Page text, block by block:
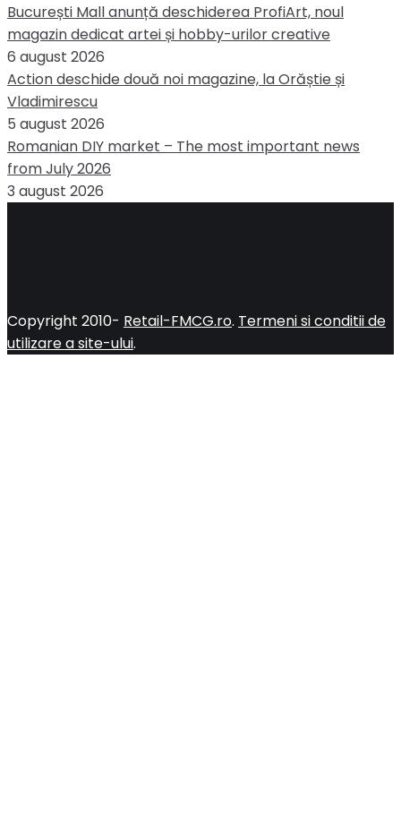
București Mall anunță deschiderea ProfiArt, noul
magazin dedicat artei și hobby-urilor creative
6 august 2026
Action deschide două noi magazine, la Orăștie și
Vladimirescu
5 august 2026
Romanian DIY market – The most important news
from July 2026
3 august 2026
Copyright 2010- Retail-FMCG.ro. Termeni si conditii de
utilizare a site-ului.